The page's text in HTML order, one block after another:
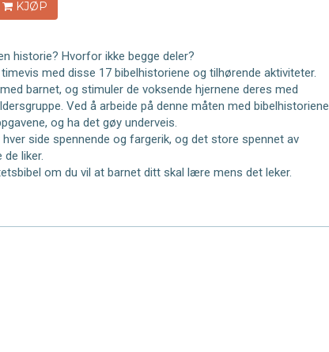
KJØP
historie? Hvorfor ikke begge deler?
med disse 17 bibelhistoriene og tilhørende aktiviteter.
barnet, og stimuler de voksende hjernene deres med
Ved å arbeide på denne måten med bibelhistoriene
og ha det gøy underveis.
side spennende og fargerik, og det store spennet av
liker.
om du vil at barnet ditt skal lære mens det leker.